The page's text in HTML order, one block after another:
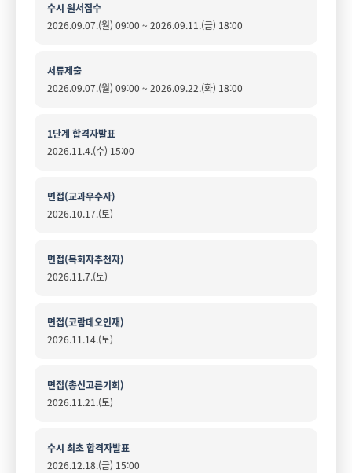
수시 원서접수
2026.09.07.(월) 09:00 ~ 2026.09.11.(금) 18:00
서류제출
2026.09.07.(월) 09:00 ~ 2026.09.22.(화) 18:00
1단계 합격자발표
2026.11.4.(수) 15:00
면접(교과우수자)
2026.10.17.(토)
면접(목회자추천자)
2026.11.7.(토)
면접(코람데오인재)
2026.11.14.(토)
면접(총신고른기회)
2026.11.21.(토)
수시 최초 합격자발표
2026.12.18.(금) 15:00